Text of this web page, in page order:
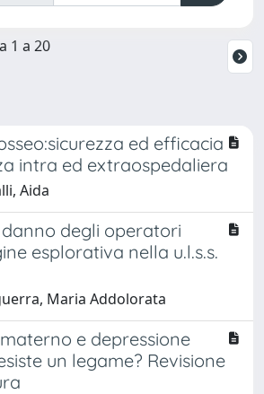
1 a 20
ed efficacia
intra ed extraospedaliera
Aida
degli operatori
esplorativa nella u.l.s.s.
Maria Addolorata
e depressione
un legame? Revisione